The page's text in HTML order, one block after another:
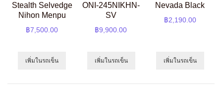
Stealth Selvedge
Nihon Menpu
฿7,500.00
เพิ่มในรถเข็น
ONI-245NIKHN-
SV
฿9,900.00
เพิ่มในรถเข็น
Nevada Black
฿2,190.00
เพิ่มในรถเข็น